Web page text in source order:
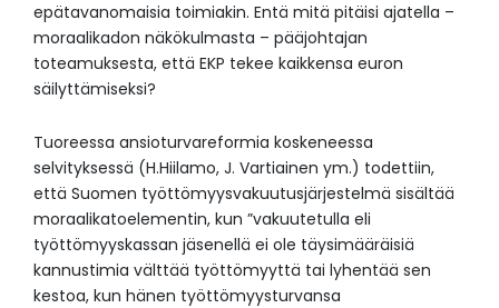
epätavanomaisia toimiakin. Entä mitä pitäisi ajatella –
moraalikadon näkökulmasta – pääjohtajan
toteamuksesta, että EKP tekee kaikkensa euron
säilyttämiseksi?
Tuoreessa ansioturvareformia koskeneessa
selvityksessä (H.Hiilamo, J. Vartiainen ym.) todettiin,
että Suomen työttömyysvakuutusjärjestelmä sisältää
moraalikatoelementin, kun ”vakuutetulla eli
työttömyyskassan jäsenellä ei ole täysimääräisiä
kannustimia välttää työttömyyttä tai lyhentää sen
kestoa, kun hänen työttömyysturvansa